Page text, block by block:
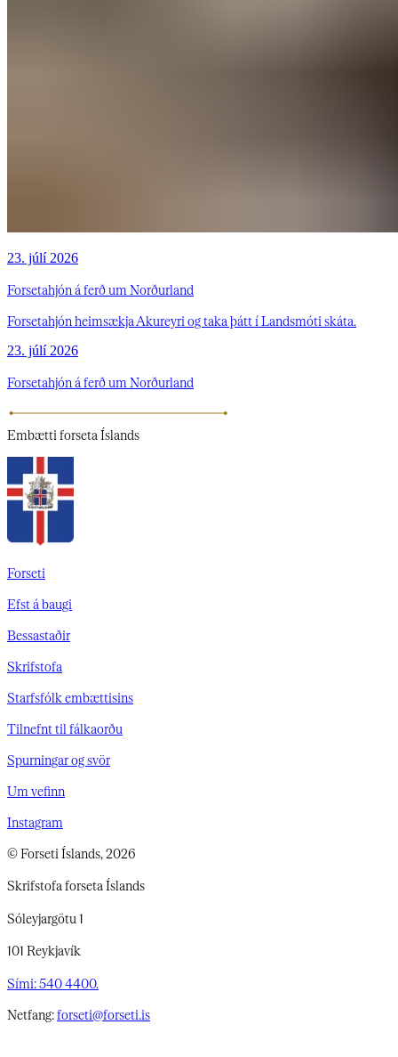
23. júlí 2026
Forsetahjón á ferð um Norðurland
Forsetahjón heimsækja Akureyri og taka þátt í Landsmóti skáta.
23. júlí 2026
Forsetahjón á ferð um Norðurland
Embætti forseta Íslands
Forseti
Efst á baugi
Bessastaðir
Skrifstofa
Starfsfólk embættisins
Tilnefnt til fálkaorðu
Spurningar og svör
Um vefinn
Instagram
© Forseti Íslands, 2026
Skrifstofa forseta Íslands
Sóleyjargötu 1
101 Reykjavík
Sími: 540 4400.
Netfang:forseti@forseti.is